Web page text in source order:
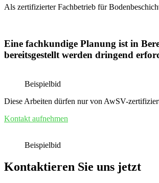
Als zertifizierter Fachbetrieb für
Eine fachkundige Planung ist in
bereitsgestellt werden dringend
Beispielbid
Diese Arbeiten dürfen nur von AwSV-
Kontakt aufnehmen
Beispielbid
Kontaktieren Sie uns jetzt